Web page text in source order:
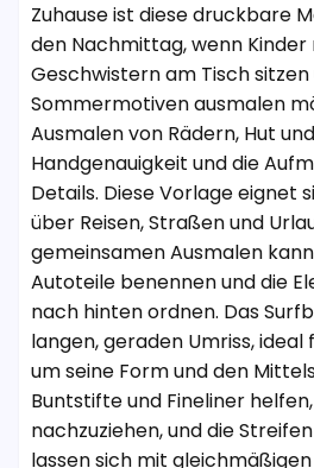
Zuhause ist diese druckbare
den Nachmittag, wenn
Geschwistern am Tisch
Sommermotiven ausmalen
Ausmalen von Rädern, Hut
Handgenauigkeit und die
Details. Diese Vorlage eignet
über Reisen, Straßen und
gemeinsamen Ausmalen
Autoteile benennen und die
nach hinten ordnen. Das
langen, geraden Umriss, ideal
um seine Form und den
Buntstifte und Fineliner
nachzuziehen, und die
lassen sich mit